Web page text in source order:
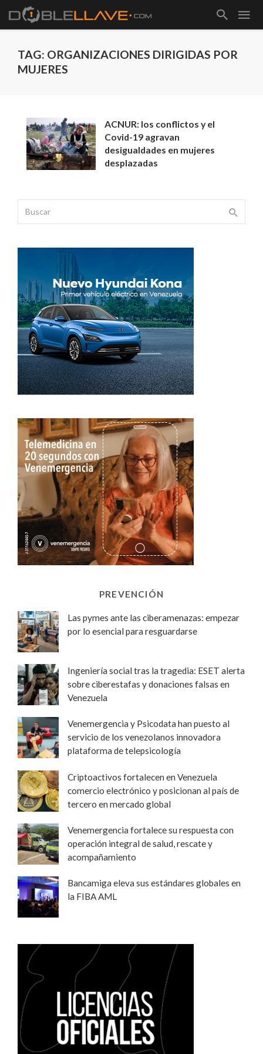
TAG: ORGANIZACIONES DIRIGIDAS POR
MUJERES
ACNUR: los conflictos y el
Covid-19 agravan
desigualdades en mujeres
desplazadas
PREVENCIÓN
Las pymes ante las ciberamenazas: empezar
por lo esencial para resguardarse
Ingeniería social tras la tragedia: ESET alerta
sobre ciberestafas y donaciones falsas en
Venezuela
Venemergencia y Psicodata han puesto al
servicio de los venezolanos innovadora
plataforma de telepsicología
Criptoactivos fortalecen en Venezuela
comercio electrónico y posicionan al país de
tercero en mercado global
Venemergencia fortalece su respuesta con
operación integral de salud, rescate y
acompañamiento
Bancamiga eleva sus estándares globales en
la FIBA AML